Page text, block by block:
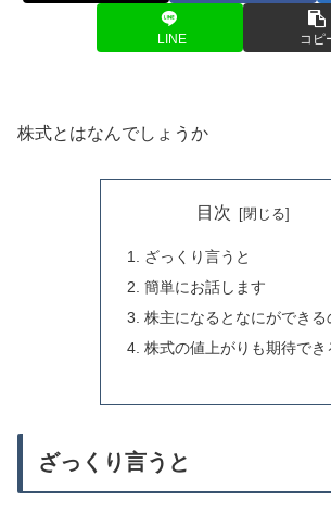
LINE コピ
株式とはなんでしょうか
目次
ざっくり言うと
簡単にお話します
株主になるとなにができる
株式の値上がりも期待でき
ざっくり言うと